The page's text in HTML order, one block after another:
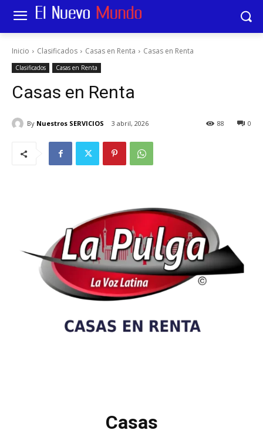
Inicio Clasificados Casas en Renta Casas en Renta
Clasificados Casas en Renta
Casas en Renta
By Nuestros SERVICIOS 3 abril, 2026 0
88
Casas